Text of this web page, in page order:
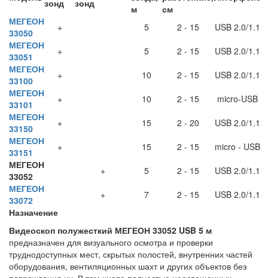
зонд зонд
м
см
МЕГЕОН
33050
+ 5 2 - 15
USB 2.0/1.1
МЕГЕОН
33051
+ 5 2 - 15
USB 2.0/1.1
МЕГЕОН
33100
+ 10 2 - 15
USB 2.0/1.1
МЕГЕОН
33101
+ 10 2 - 15
micro-USB
МЕГЕОН
33150
+ 15 2 - 20
USB 2.0/1.1
МЕГЕОН
33151
+ 15 2 - 15
micro - USB
МЕГЕОН
33052
+ 5 2 - 15
USB 2.0/1.1
МЕГЕОН
33072
+ 7 2 - 15
USB 2.0/1.1
Назначение
Видеоскоп полужесткий МЕГЕОН 33052 USB 5 м
предназначен для визуального осмотра и проверки
труднодоступных мест, скрытых полостей, внутренних частей
оборудования, вентиляционных шахт и других объектов без